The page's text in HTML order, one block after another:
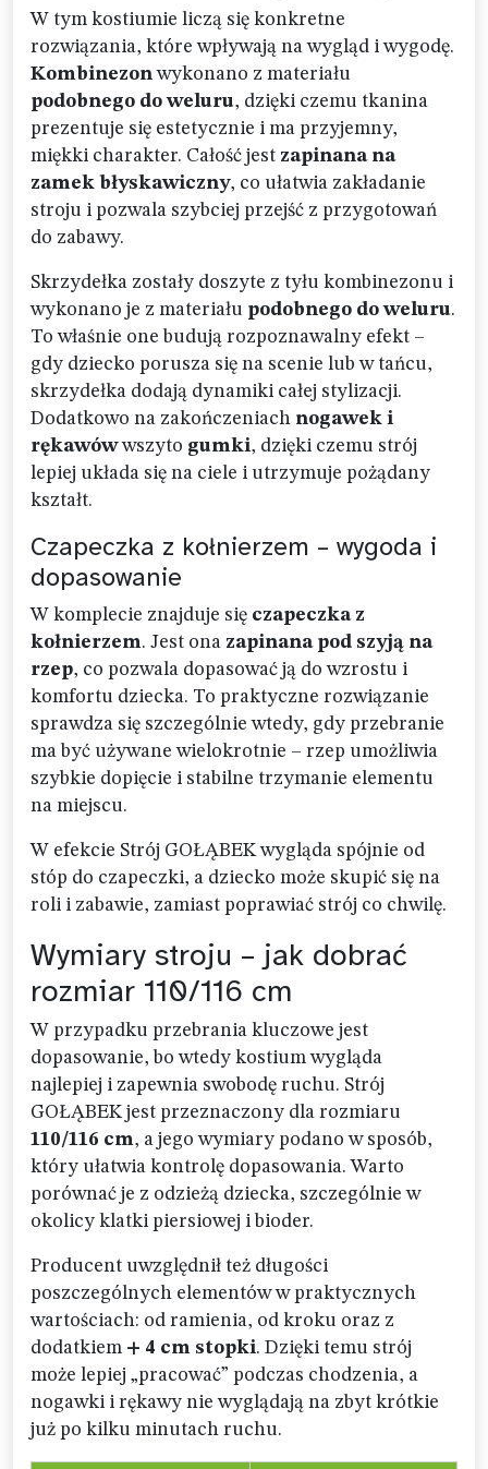
W tym kostiumie liczą się konkretne
rozwiązania, które wpływają na wygląd i wygodę.
Kombinezonwykonano z materiału
podobnego do weluru, dzięki czemu tkanina
prezentuje się estetycznie i ma przyjemny,
miękki charakter. Całość jest zapinana na
zamek błyskawiczny, co ułatwia zakładanie
stroju i pozwala szybciej przejść z przygotowań
do zabawy.
Skrzydełka zostały doszyte z tyłu kombinezonu i
wykonano je z materiału podobnego do weluru.
To właśnie one budują rozpoznawalny efekt –
gdy dziecko porusza się na scenie lub w tańcu,
skrzydełka dodają dynamiki całej stylizacji.
Dodatkowo na zakończeniach nogawek i
rękawówwszyto gumki, dzięki czemu strój
lepiej układa się na ciele i utrzymuje pożądany
kształt.
Czapeczka z kołnierzem – wygoda i
dopasowanie
W komplecie znajduje się czapeczka z
kołnierzem. Jest ona zapinana pod szyją na
rzep, co pozwala dopasować ją do wzrostu i
komfortu dziecka. To praktyczne rozwiązanie
sprawdza się szczególnie wtedy, gdy przebranie
ma być używane wielokrotnie – rzep umożliwia
szybkie dopięcie i stabilne trzymanie elementu
na miejscu.
W efekcie Strój GOŁĄBEK wygląda spójnie od
stóp do czapeczki, a dziecko może skupić się na
roli i zabawie, zamiast poprawiać strój co chwilę.
Wymiary stroju – jak dobrać
rozmiar 110/116 cm
W przypadku przebrania kluczowe jest
dopasowanie, bo wtedy kostium wygląda
najlepiej i zapewnia swobodę ruchu. Strój
GOŁĄBEK jest przeznaczony dla rozmiaru
110/116 cm, a jego wymiary podano w sposób,
który ułatwia kontrolę dopasowania. Warto
porównać je z odzieżą dziecka, szczególnie w
okolicy klatki piersiowej i bioder.
Producent uwzględnił też długości
poszczególnych elementów w praktycznych
wartościach: od ramienia, od kroku oraz z
dodatkiem + 4 cm stopki. Dzięki temu strój
może lepiej „pracować” podczas chodzenia, a
nogawki i rękawy nie wyglądają na zbyt krótkie
już po kilku minutach ruchu.